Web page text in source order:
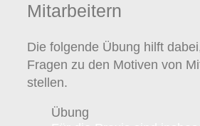
Mitarbeitern
Die folgende Übung hilft
Fragen zu den Motiven von
stellen.
Übung